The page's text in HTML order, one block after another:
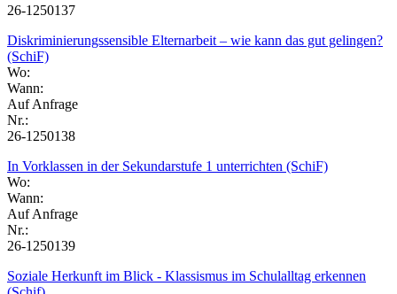
26-1250137
Diskriminierungssensible Elternarbeit – wie kann das gut gelingen?
(SchiF)
Wo:
Wann:
Auf Anfrage
Nr.:
26-1250138
In Vorklassen in der Sekundarstufe 1 unterrichten (SchiF)
Wo:
Wann:
Auf Anfrage
Nr.:
26-1250139
Soziale Herkunft im Blick - Klassismus im Schulalltag erkennen